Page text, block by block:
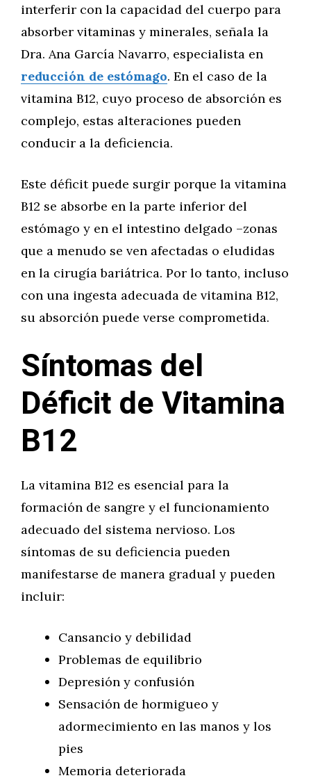
interferir con la capacidad del cuerpo para
absorber vitaminas y minerales, señala la
Dra. Ana García Navarro, especialista en
reducción de estómago. En el caso de la
vitamina B12, cuyo proceso de absorción es
complejo, estas alteraciones pueden
conducir a la deficiencia.
Este déficit puede surgir porque la vitamina
B12 se absorbe en la parte inferior del
estómago y en el intestino delgado –zonas
que a menudo se ven afectadas o eludidas
en la cirugía bariátrica. Por lo tanto, incluso
con una ingesta adecuada de vitamina B12,
su absorción puede verse comprometida.
Síntomas del
Déficit de Vitamina
B12
La vitamina B12 es esencial para la
formación de sangre y el funcionamiento
adecuado del sistema nervioso. Los
síntomas de su deficiencia pueden
manifestarse de manera gradual y pueden
incluir:
Cansancio y debilidad
Problemas de equilibrio
Depresión y confusión
Sensación de hormigueo y
adormecimiento en las manos y los
pies
Memoria deteriorada